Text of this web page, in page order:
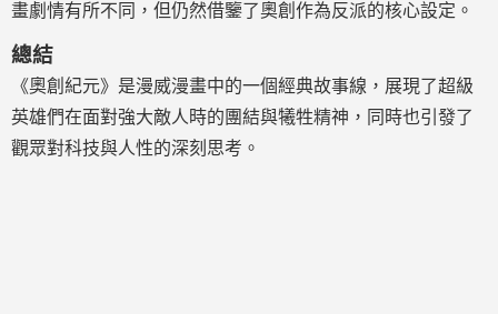
畫劇情有所不同，但仍然借鑒了奧創作為反派的核心設定。
總結
《奧創紀元》是漫威漫畫中的一個經典故事線，展現了超級
英雄們在面對強大敵人時的團結與犧牲精神，同時也引發了
觀眾對科技與人性的深刻思考。